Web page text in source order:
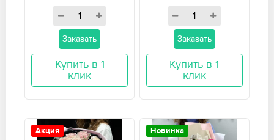
Заказать
Купить в 1
клик
Заказать
Купить в 1
клик
Акция Новинка